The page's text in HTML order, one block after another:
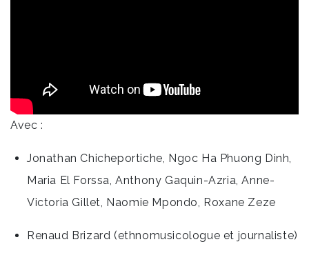
Avec :
Jonathan Chicheportiche, Ngoc Ha Phuong Dinh,
Maria El Forssa, Anthony Gaquin-Azria, Anne-
Victoria Gillet, Naomie Mpondo, Roxane Zeze
Renaud Brizard (ethnomusicologue et journaliste)